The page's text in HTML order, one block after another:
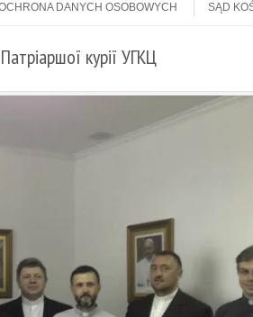
DANYCH OSOBOWYCH SĄD
курії УГКЦ